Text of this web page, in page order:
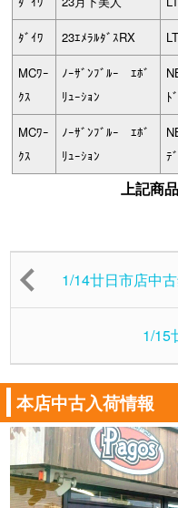
ﾀﾞｲﾜ 23ｴﾒﾗﾙﾀﾞｽRX
MCﾜｰ
ｸｽ
ﾉｰｻﾞﾝﾌﾞﾙｰ ｴﾎﾞ
ﾘｭｰｼｮﾝ
ﾄ
MCﾜｰ
ｸｽ
ﾉｰｻﾞﾝﾌﾞﾙｰ ｴﾎﾞ
ﾘｭｰｼｮﾝ
ﾃ
上記商
1/14廿日市店中
1/15
本店中古入荷情報